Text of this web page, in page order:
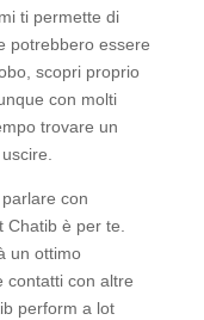
ti permette di
potrebbero essere
scopri proprio
con molti
trovare un
con
è per te.
un ottimo
contatti con altre
perform a lot